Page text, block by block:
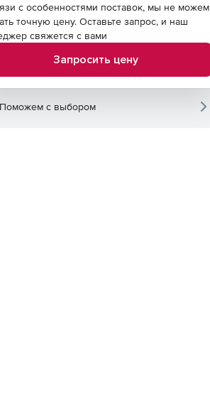
с особенностями поставок, мы не можем
точную цену. Оставьте запрос, и наш
свяжется с вами
Запросить цену
Поможем с выбором